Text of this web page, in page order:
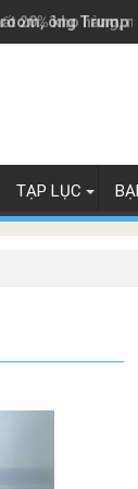
ông Trump
20% kho hàng,
TẠP LỤC